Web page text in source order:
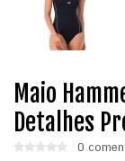
Maio
Detalhes
0